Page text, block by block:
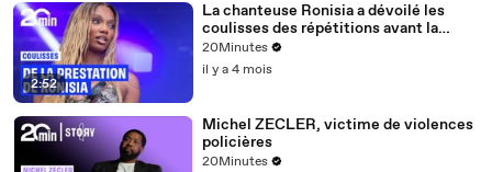
2:52
La chanteuse Ronisia a dévoilé les
coulisses des répétitions avant la
quatrième édition des Flammes
20Minutes
il y a 4 mois
Michel ZECLER, victime de violences
policières
20Minutes